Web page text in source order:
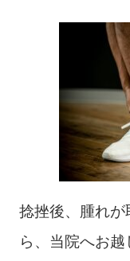
捻挫後、腫れが
ら、当院へお越